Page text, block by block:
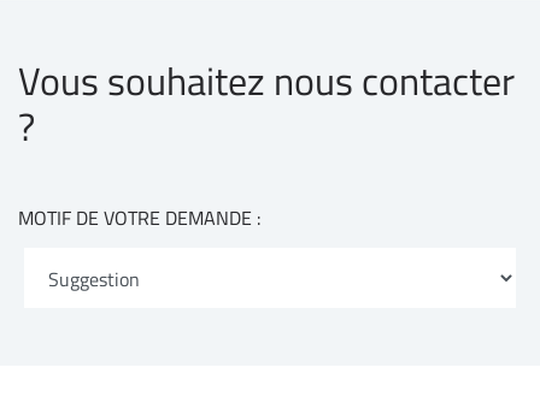
Vous souhaitez nous contacter
?
MOTIF DE VOTRE DEMANDE :